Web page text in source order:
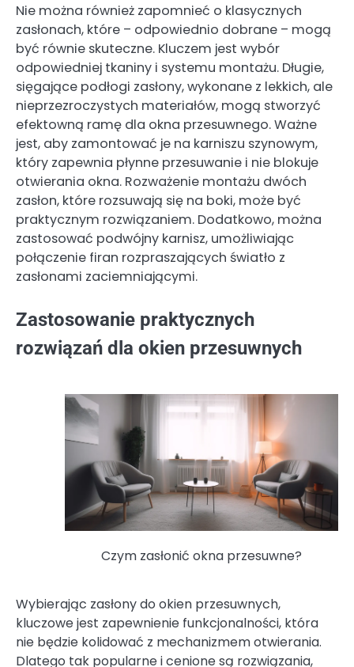
Nie można również zapomnieć o klasycznych
zasłonach, które – odpowiednio dobrane – mogą
być równie skuteczne. Kluczem jest wybór
odpowiedniej tkaniny i systemu montażu. Długie,
sięgające podłogi zasłony, wykonane z lekkich, ale
nieprzezroczystych materiałów, mogą stworzyć
efektowną ramę dla okna przesuwnego. Ważne
jest, aby zamontować je na karniszu szynowym,
który zapewnia płynne przesuwanie i nie blokuje
otwierania okna. Rozważenie montażu dwóch
zasłon, które rozsuwają się na boki, może być
praktycznym rozwiązaniem. Dodatkowo, można
zastosować podwójny karnisz, umożliwiając
połączenie firan rozpraszających światło z
zasłonami zaciemniającymi.
Zastosowanie praktycznych
rozwiązań dla okien przesuwnych
Czym zasłonić okna przesuwne?
Wybierając zasłony do okien przesuwnych,
kluczowe jest zapewnienie funkcjonalności, która
nie będzie kolidować z mechanizmem otwierania.
Dlatego tak popularne i cenione są rozwiązania,